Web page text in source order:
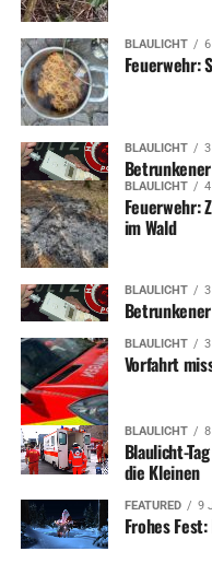
BLAULICHT
Feuerwehr:
BLAULICHT
BLAULICHT
Feuerwehr:
im Wald
BLAULICHT
BLAULICHT
Vorfahrt
BLAULICHT
Blaulicht-
die Kleinen
FEATURED 9
Frohes